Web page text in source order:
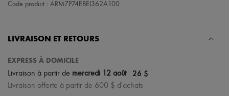
Code produit : ARM7P74EBEI362A100
LIVRAISON ET RETOURS
EXPRESS À DOMICILE
Livraison à partir de mercredi 12 août 26 $
Livraison offerte à partir de 600 $ d'achats